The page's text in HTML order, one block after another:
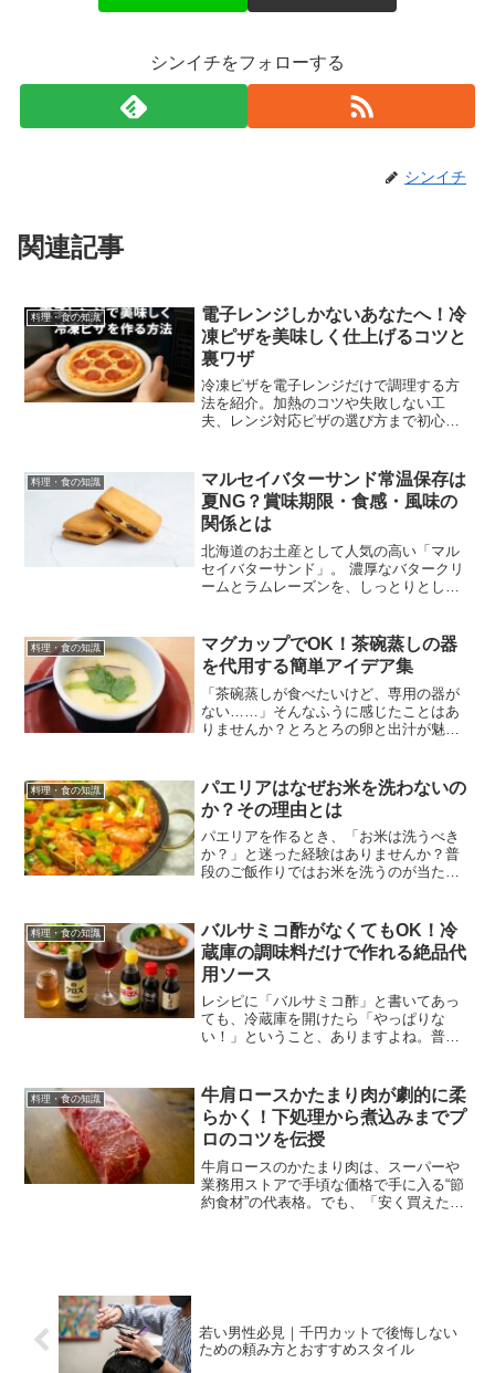
シンイチをフォローする
シンイチ
関連記事
料理・食の知識
電子レンジしかないあなたへ！冷
凍ピザを美味しく仕上げるコツと
裏ワザ
冷凍ピザを電子レンジだけで調理する方
法を紹介。加熱のコツや失敗しない工
夫、レンジ対応ピザの選び方まで初心者
料理・食の知識
マルセイバターサンド常温保存は
夏NG？賞味期限・食感・風味の
関係とは
北海道のお土産として人気の高い「マル
セイバターサンド」。 濃厚なバタークリ
ームとラムレーズンを、しっとりとした
なかったかもしれませんが、 夏になると
「冷蔵庫に入れたほう...
料理・食の知識
マグカップでOK！茶碗蒸しの器
を代用する簡単アイデア集
「茶碗蒸しが食べたいけど、専用の器が
ない……」そんなふうに感じたことはあ
りませんか？とろとろの卵と出汁が魅力
近なアイテムで代用することができるん
です。100均グッズや普...
料理・食の知識
パエリアはなぜお米を洗わないの
か？その理由とは
パエリアを作るとき、「お米は洗うべき
か？」と迷った経験はありませんか？普
段のご飯作りではお米を洗うのが当たり
いですよね。この記事では、その理由を
初心者の方でもわかりやす...
料理・食の知識
バルサミコ酢がなくてもOK！冷
蔵庫の調味料だけで作れる絶品代
用ソース
レシピに「バルサミコ酢」と書いてあっ
ても、冷蔵庫を開けたら「やっぱりな
い！」ということ、ありますよね。普段
を仕上げたい！そんなときに役立つの
が、家にある調味料を組み合わ...
料理・食の知識
牛肩ロースかたまり肉が劇的に柔
らかく！下処理から煮込みまでプ
ロのコツを伝授
牛肩ロースのかたまり肉は、スーパーや
業務用ストアで手頃な価格で手に入る“節
約食材”の代表格。でも、「安く買えたの
若い男性必見｜千円カットで後悔しない
ための頼み方とおすすめスタイル